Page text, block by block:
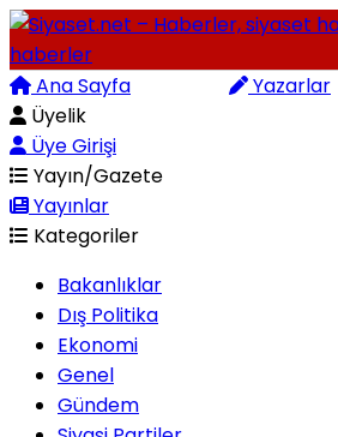
Ana Sayfa
Yazarlar
Üyelik
Üye Girişi
Yayın/Gazete
Yayınlar
Kategoriler
Bakanlıklar
Dış Politika
Ekonomi
Genel
Gündem